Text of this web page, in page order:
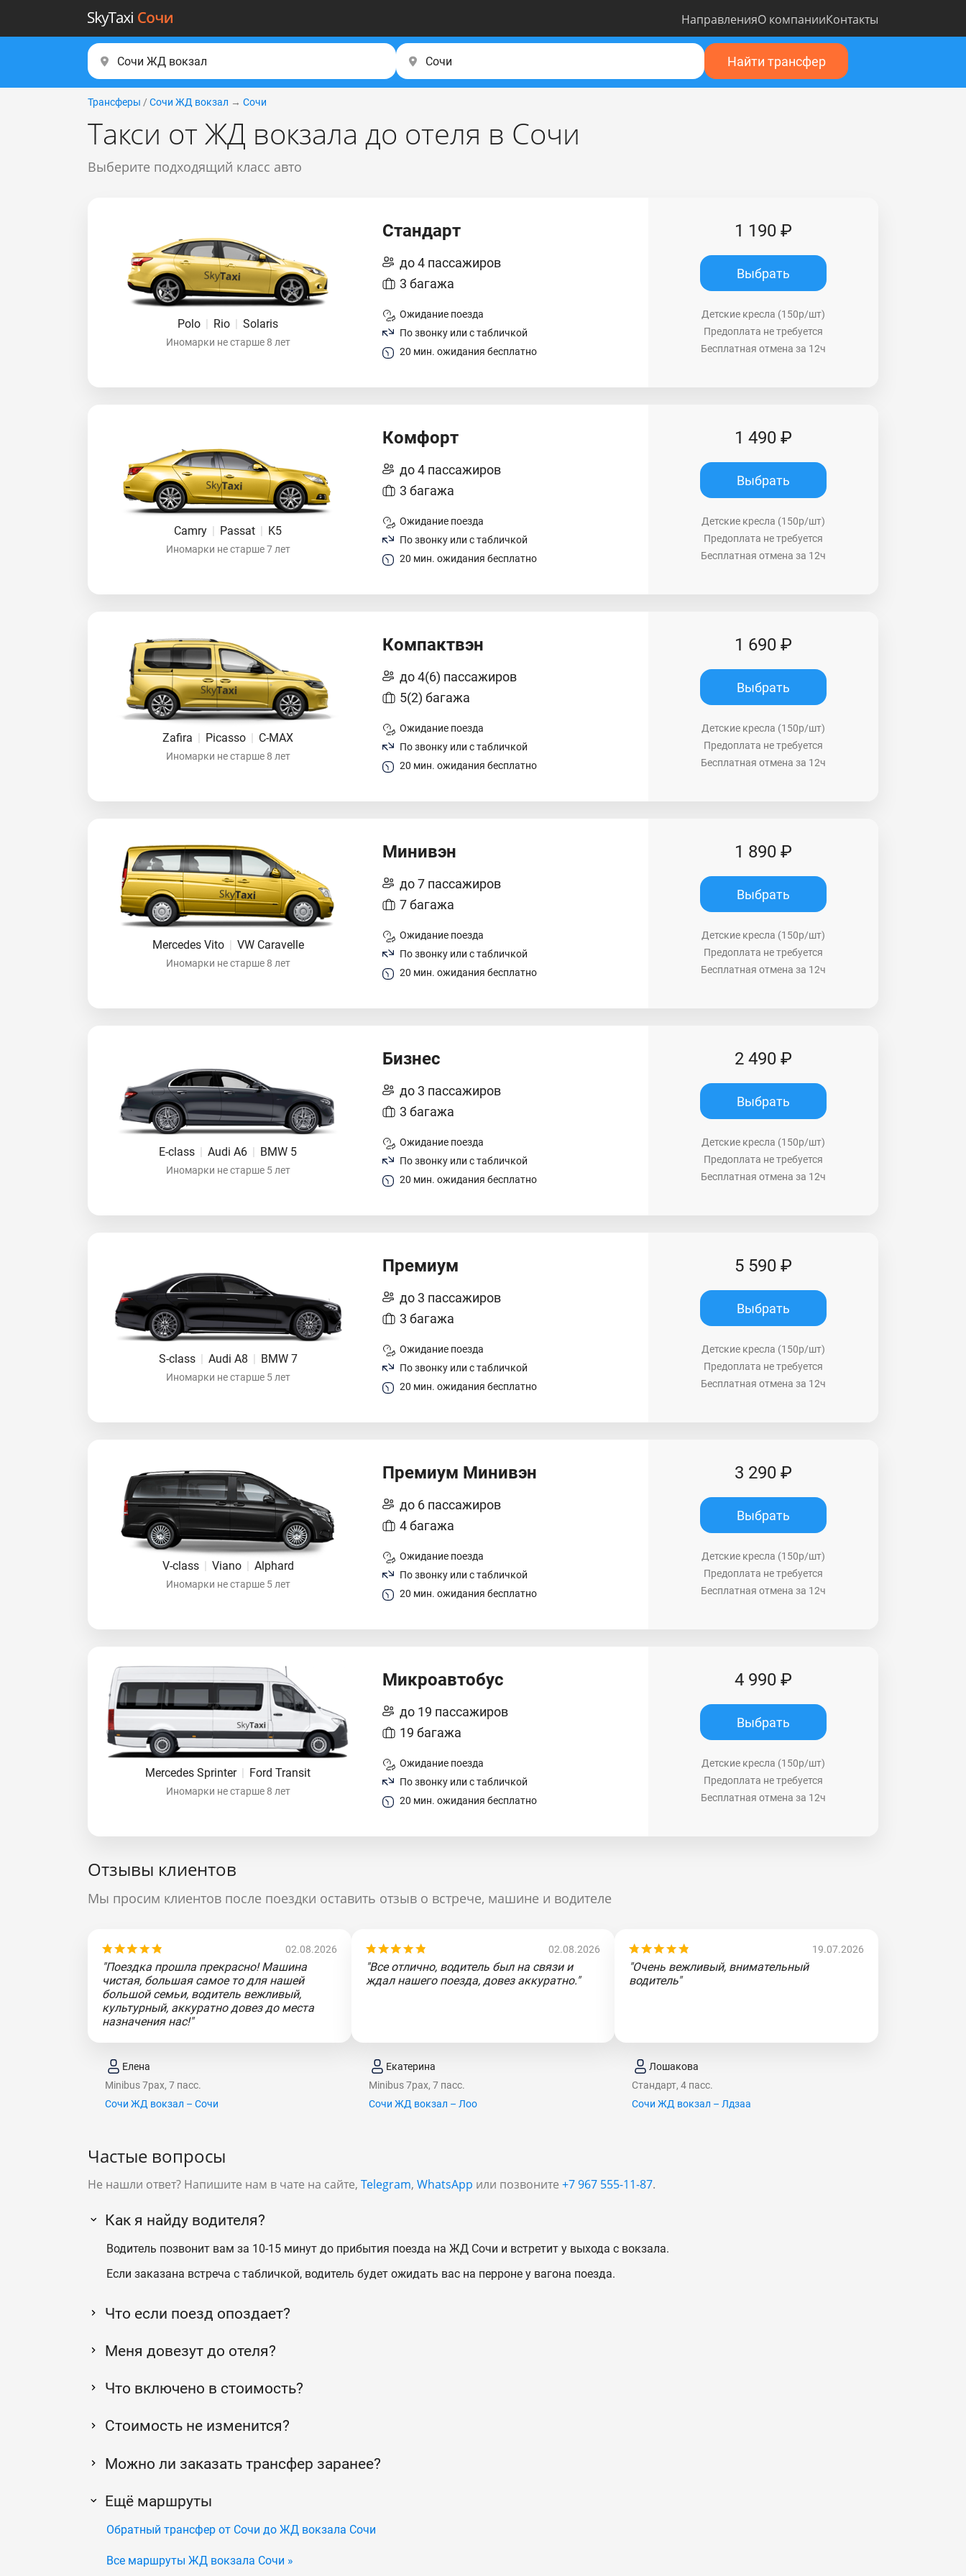
НаправленияО компанииКонтакты
Найти трансфер
Трансферы / Сочи ЖД вокзал → Сочи
Такси от ЖД вокзала до отеля в Сочи
Выберите подходящий класс авто
Polo | Rio | Solaris
Иномарки не старше 8 лет
Стандарт
до 4 пассажиров
3 багажа
Ожидание поезда
По звонку или с табличкой
20 мин. ожидания бесплатно
1 190 ₽
Выбрать
Детские кресла (150р/шт)
Предоплата не требуется
Бесплатная отмена за 12ч
Camry | Passat | K5
Иномарки не старше 7 лет
Комфорт
до 4 пассажиров
3 багажа
Ожидание поезда
По звонку или с табличкой
20 мин. ожидания бесплатно
1 490 ₽
Выбрать
Детские кресла (150р/шт)
Предоплата не требуется
Бесплатная отмена за 12ч
Zafira | Picasso | C-MAX
Иномарки не старше 8 лет
Компактвэн
до 4(6) пассажиров
5(2) багажа
Ожидание поезда
По звонку или с табличкой
20 мин. ожидания бесплатно
1 690 ₽
Выбрать
Детские кресла (150р/шт)
Предоплата не требуется
Бесплатная отмена за 12ч
Mercedes Vito | VW Caravelle
Иномарки не старше 8 лет
Минивэн
до 7 пассажиров
7 багажа
Ожидание поезда
По звонку или с табличкой
20 мин. ожидания бесплатно
1 890 ₽
Выбрать
Детские кресла (150р/шт)
Предоплата не требуется
Бесплатная отмена за 12ч
E-class | Audi A6 | BMW 5
Иномарки не старше 5 лет
Бизнес
до 3 пассажиров
3 багажа
Ожидание поезда
По звонку или с табличкой
20 мин. ожидания бесплатно
2 490 ₽
Выбрать
Детские кресла (150р/шт)
Предоплата не требуется
Бесплатная отмена за 12ч
S-class | Audi A8 | BMW 7
Иномарки не старше 5 лет
Премиум
до 3 пассажиров
3 багажа
Ожидание поезда
По звонку или с табличкой
20 мин. ожидания бесплатно
5 590 ₽
Выбрать
Детские кресла (150р/шт)
Предоплата не требуется
Бесплатная отмена за 12ч
V-class | Viano | Alphard
Иномарки не старше 5 лет
Премиум Минивэн
до 6 пассажиров
4 багажа
Ожидание поезда
По звонку или с табличкой
20 мин. ожидания бесплатно
3 290 ₽
Выбрать
Детские кресла (150р/шт)
Предоплата не требуется
Бесплатная отмена за 12ч
Mercedes Sprinter | Ford Transit
Иномарки не старше 8 лет
Микроавтобус
до 19 пассажиров
19 багажа
Ожидание поезда
По звонку или с табличкой
20 мин. ожидания бесплатно
4 990 ₽
Выбрать
Детские кресла (150р/шт)
Предоплата не требуется
Бесплатная отмена за 12ч
Отзывы клиентов
Мы просим клиентов после поездки оставить отзыв о встрече, машине и водителе
02.08.2026
"Поездка прошла прекрасно! Машина
чистая, большая самое то для нашей
большой семьи, водитель вежливый,
культурный, аккуратно довез до места
назначения нас!"
Елена
Minibus 7pax, 7 пасс.
Сочи ЖД вокзал – Сочи
02.08.2026
"Все отлично, водитель был на связи и
ждал нашего поезда, довез аккуратно."
Екатерина
Minibus 7pax, 7 пасс.
Сочи ЖД вокзал – Лоо
19.07.2026
"Очень вежливый, внимательный
водитель"
Лошакова
Стандарт, 4 пасс.
Сочи ЖД вокзал – Лдзаа
Частые вопросы
Не нашли ответ? Напишите нам в чате на сайте, Telegram, WhatsApp или позвоните +7 967 555-11-87.
Как я найду водителя?
Водитель позвонит вам за 10-15 минут до прибытия поезда на ЖД Сочи и встретит у выхода с вокзала.
Если заказана встреча с табличкой, водитель будет ожидать вас на перроне у вагона поезда.
Что если поезд опоздает?
Меня довезут до отеля?
Что включено в стоимость?
Стоимость не изменится?
Можно ли заказать трансфер заранее?
Ещё маршруты
Обратный трансфер от Сочи до ЖД вокзала Сочи
Все маршруты ЖД вокзала Сочи »